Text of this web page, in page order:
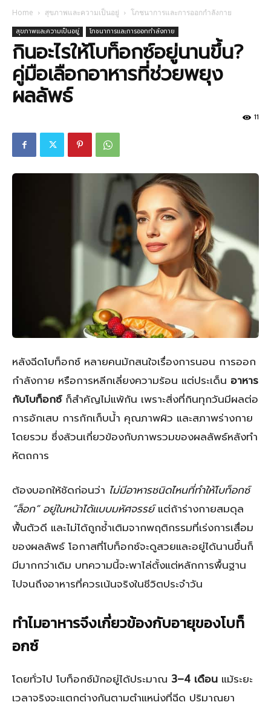
Home สุขภาพและความเป็นอยู่ โภชนาการและการออกกำลังกาย
สุขภาพและความเป็นอยู่ โภชนาการและการออกกำลังกาย
กินอะไรให้โบท็อกซ์อยู่นานขึ้น?
คู่มือเลือกอาหารที่ช่วยพยุง
ผลลัพธ์
11
หลังฉีดโบท็อกซ์ หลายคนมักสนใจเรื่องการนอน การออก
กำลังกาย หรือการหลีกเลี่ยงความร้อน แต่ประเด็น อาหาร
กับโบท็อกซ์ก็สำคัญไม่แพ้กัน เพราะสิ่งที่กินทุกวันมีผลต่อ
การอักเสบ การกักเก็บน้ำ คุณภาพผิว และสภาพร่างกาย
โดยรวม ซึ่งล้วนเกี่ยวข้องกับภาพรวมของผลลัพธ์หลังทำ
หัตถการ
ต้องบอกให้ชัดก่อนว่า ไม่มีอาหารชนิดไหนที่ทำให้โบท็อกซ์
“ล็อก” อยู่ในหน้าได้แบบมหัศจรรย์แต่ถ้าร่างกายสมดุล
ฟื้นตัวดี และไม่ได้ถูกซ้ำเติมจากพฤติกรรมที่เร่งการเสื่อม
ของผลลัพธ์ โอกาสที่โบท็อกซ์จะดูสวยและอยู่ได้นานขึ้นก็
มีมากกว่าเดิม บทความนี้จะพาไล่ตั้งแต่หลักการพื้นฐาน
ไปจนถึงอาหารที่ควรเน้นจริงในชีวิตประจำวัน
ทำไมอาหารจึงเกี่ยวข้องกับอายุของโบท็
อกซ์
โดยทั่วไป โบท็อกซ์มักอยู่ได้ประมาณ 3–4 เดือน แม้ระยะ
เวลาจริงจะแตกต่างกันตามตำแหน่งที่ฉีด ปริมาณยา